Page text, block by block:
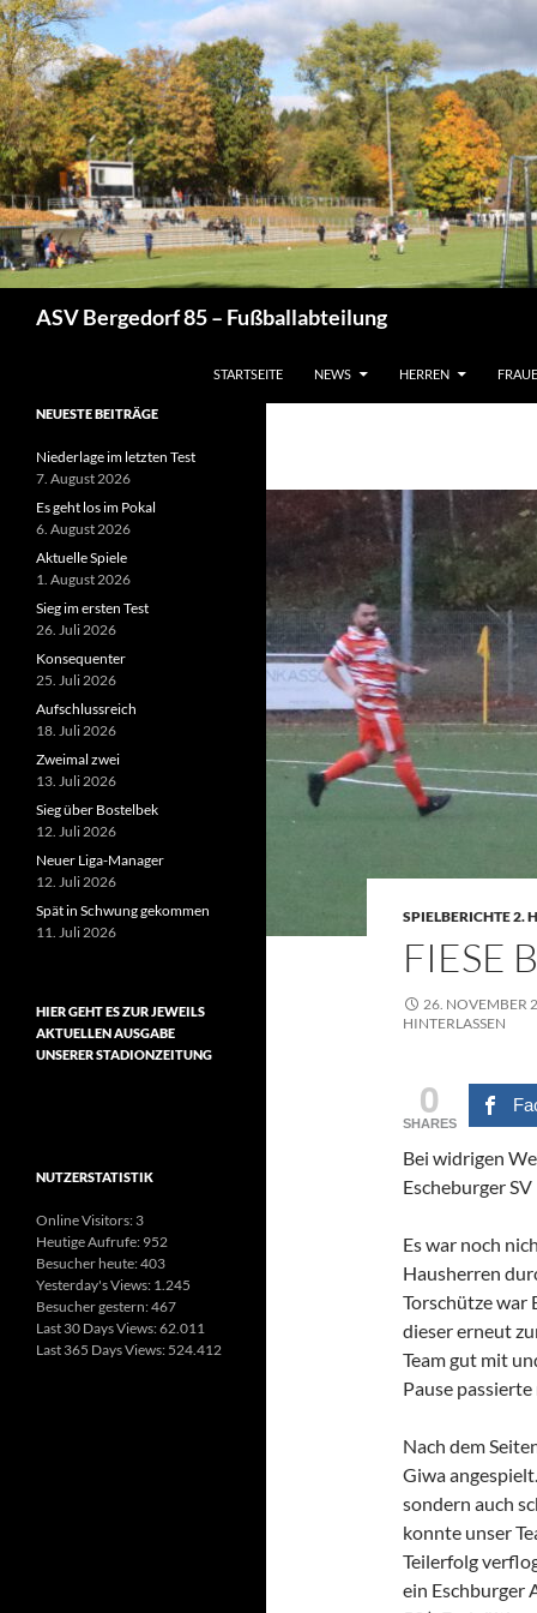
Zum
Inhalt
springen
ASV Bergedorf 85 – Fußballabteilung
STARTSEITE NEWS HERREN
SPIELBERICHTE 2.
FIESE
26. NOVEMBER
HINTERLASSEN
0
SHARES
Bei widrigen
Escheburger
Es war noch
Hausherren
Torschütze war
dieser erneut
Team gut mit
Pause
Nach dem
Giwa
sondern auch
konnte unser
Teilerfolg
ein Eschburger
NEUESTE BEITRÄGE
Niederlage im letzten Test
7. August 2026
Es geht los im Pokal
6. August 2026
Aktuelle Spiele
1. August 2026
Sieg im ersten Test
26. Juli 2026
Konsequenter
25. Juli 2026
Aufschlussreich
18. Juli 2026
Zweimal zwei
13. Juli 2026
Sieg über Bostelbek
12. Juli 2026
Neuer Liga-Manager
12. Juli 2026
Spät in Schwung gekommen
11. Juli 2026
HIER GEHT ES ZUR JEWEILS
AKTUELLEN AUSGABE
UNSERER STADIONZEITUNG
NUTZERSTATISTIK
Online Visitors: 3
Heutige Aufrufe: 952
Besucher heute:403
Yesterday's Views: 1.245
Besucher gestern:467
Last 30 Days Views:62.011
Last 365 Days Views: 524.412